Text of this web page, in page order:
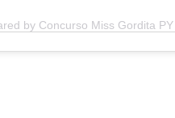
by Concurso Miss Gordita